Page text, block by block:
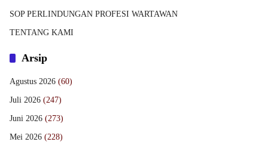
SOP PERLINDUNGAN PROFESI WARTAWAN
TENTANG KAMI
Arsip
Agustus 2026 (60)
Juli 2026 (247)
Juni 2026 (273)
Mei 2026 (228)